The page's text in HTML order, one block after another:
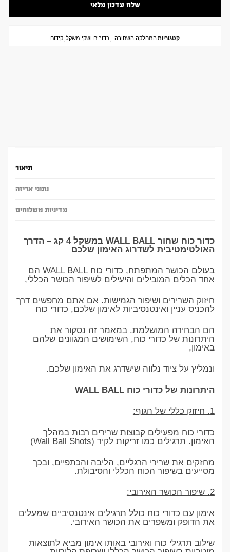
קטגוריותהמחלקה השחורה ,כדורים ושקי משקל,קידום
תיאור
נתוני אריזה
מדיניות משלוחים
כדור כוח שחור WALL BALL במשקל 4 קג – הדרך
האולטימטיבית לשדרוג האימון שלכם
בעולם הכושר המתפתח, כדורי כוח WALL BALL הם
אחד הכלים המובילים והיעילים לשיפור הכושר הכללי,
חיזוק השרירים ושיפור הגמישות. אם אתם מחפשים דרך
להכניס עניין ואינטנסיביות לאימון שלכם, כדורי כוח
הם הבחירה המושלמת. במאמר זה נסקור את
היתרונות של כדורי כוח, השימושים המגוונים שלהם
באימון,
ונמליץ על ציוד נלווה שישדרג את האימון שלכם.
היתרונות של כדורי כוח WALL BALL
1. חיזוק כללי של הגוף:
כדורי כוח מפעילים קבוצות שרירים רבות במהלך
האימון. תרגילים כמו זריקות לקיר (Wall Ball Shots)
מחזקים את שרירי הרגליים, הליבה והכתפיים, ובכך
מסייעים בשיפור הכוח הכללי והסיבולת.
2. שיפור הכושר האירובי:
אימון עם כדורי כוח כולל תרגילים אינטנסיביים שמעלים
את הדופק ומשפרים את הכושר האירובי.
שילוב תרגילי כוח ואירובי באותו אימון מביא לתוצאות